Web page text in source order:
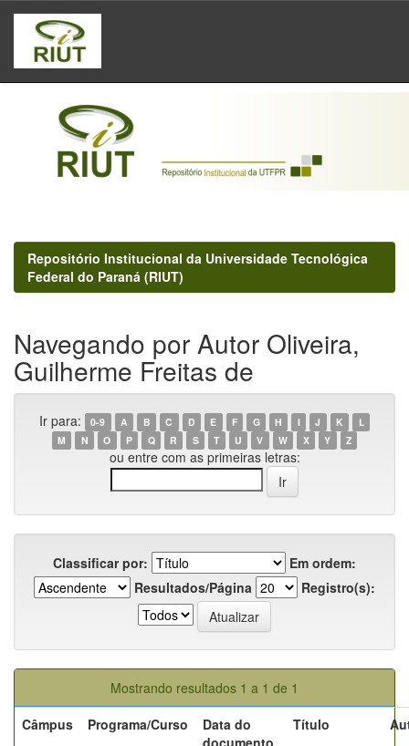
Skip
navigation
Repositório Institucional da Universidade Tecnológica
Federal do Paraná (RIUT)
Navegando por Autor Oliveira,
Guilherme Freitas de
Ir para: 0-9 A B C D E F G H I J K
L
M
N O P Q R S T U V W X Y Z
ou entre com as primeiras letras:
Classificar por:
Em ordem:
Resultados/Página
Registro(s):
Mostrando resultados 1 a 1 de 1
Câmpus
Programa/Curso
Data do
documento
Título